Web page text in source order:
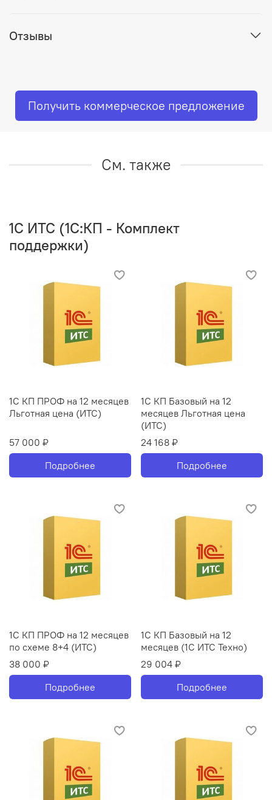
Отзывы
Получить коммерческое предложение
См. также
1C ИТС (1С:КП - Комплект
поддержки)
1С КП ПРОФ на 12 месяцев
Льготная цена (ИТС)
57 000 ₽
Подробнее
1С КП Базовый на 12
месяцев Льготная цена
(ИТС)
24 168 ₽
Подробнее
1С КП ПРОФ на 12 месяцев
по схеме 8+4 (ИТС)
38 000 ₽
Подробнее
1С КП Базовый на 12
месяцев (1С ИТС Техно)
29 004 ₽
Подробнее